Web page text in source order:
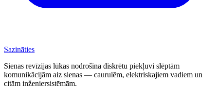
Sazināties
Sienas revīzijas lūkas nodrošina diskrētu piekļuvi slēptām
komunikācijām aiz sienas — caurulēm, elektriskajiem vadiem un
citām inženiersistēmām.